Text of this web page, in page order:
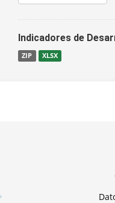
Indicadores de
ZIP XLSX